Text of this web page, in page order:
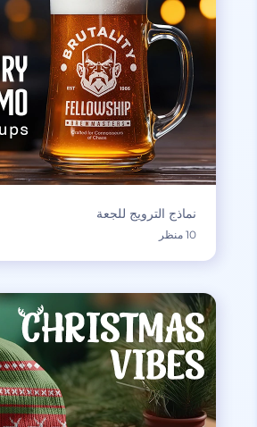
نماذج الترويج للجعة
10 منظر